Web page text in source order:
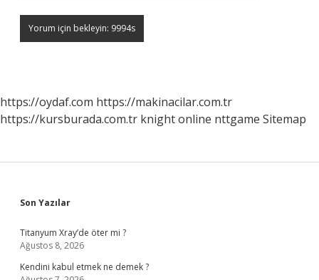
https://oydaf.com https://makinacilar.com.tr
https://kursburada.com.tr knight online nttgame Sitemap
Sidebar
Son Yazılar
Titanyum Xray’de öter mi ?
Ağustos 8, 2026
Kendini kabul etmek ne demek ?